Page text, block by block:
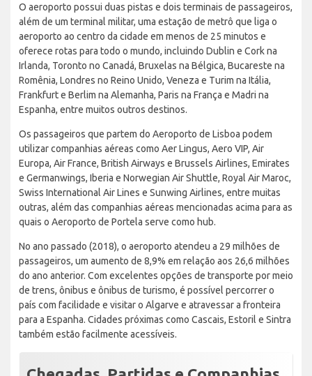
O aeroporto possui duas pistas e dois terminais de passageiros,
além de um terminal militar, uma estação de metrô que liga o
aeroporto ao centro da cidade em menos de 25 minutos e
oferece rotas para todo o mundo, incluindo Dublin e Cork na
Irlanda, Toronto no Canadá, Bruxelas na Bélgica, Bucareste na
Romênia, Londres no Reino Unido, Veneza e Turim na Itália,
Frankfurt e Berlim na Alemanha, Paris na França e Madri na
Espanha, entre muitos outros destinos.
Os passageiros que partem do Aeroporto de Lisboa podem
utilizar companhias aéreas como Aer Lingus, Aero VIP, Air
Europa, Air France, British Airways e Brussels Airlines, Emirates
e Germanwings, Iberia e Norwegian Air Shuttle, Royal Air Maroc,
Swiss International Air Lines e Sunwing Airlines, entre muitas
outras, além das companhias aéreas mencionadas acima para as
quais o Aeroporto de Portela serve como hub.
No ano passado (2018), o aeroporto atendeu a 29 milhões de
passageiros, um aumento de 8,9% em relação aos 26,6 milhões
do ano anterior. Com excelentes opções de transporte por meio
de trens, ônibus e ônibus de turismo, é possível percorrer o
país com facilidade e visitar o Algarve e atravessar a fronteira
para a Espanha. Cidades próximas como Cascais, Estoril e Sintra
também estão facilmente acessíveis.